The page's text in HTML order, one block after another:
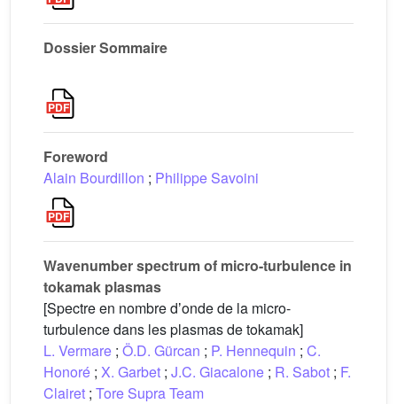
Dossier Sommaire
Foreword
Alain Bourdillon ; Philippe Savoini
Wavenumber spectrum of micro-turbulence in
tokamak plasmas
[Spectre en nombre dʼonde de la micro-
turbulence dans les plasmas de tokamak]
L. Vermare ; Ö.D. Gürcan ; P. Hennequin ; C.
Honoré ; X. Garbet ; J.C. Giacalone ; R. Sabot ; F.
Clairet ; Tore Supra Team